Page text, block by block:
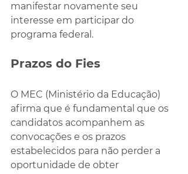
manifestar novamente seu
interesse em participar do
programa federal.
Prazos do Fies
O MEC (Ministério da Educação)
afirma que é fundamental que os
candidatos acompanhem as
convocações e os prazos
estabelecidos para não perder a
oportunidade de obter